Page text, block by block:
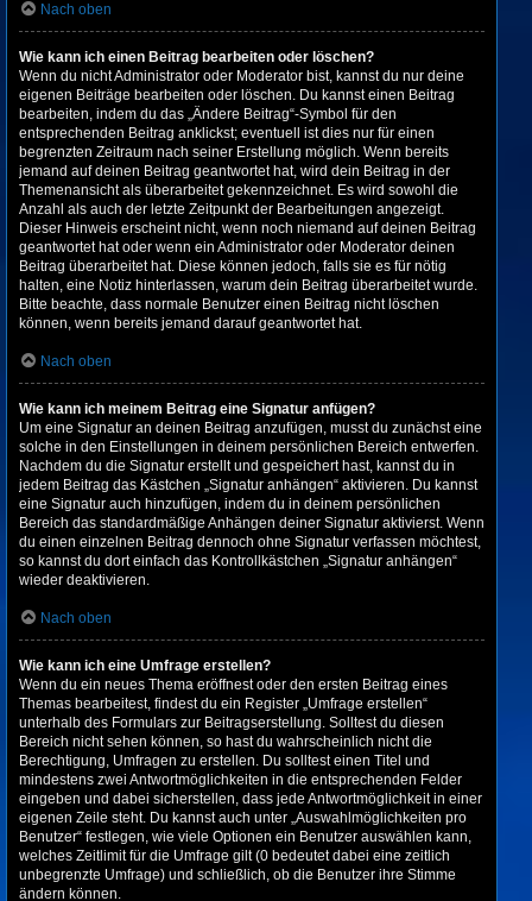
Nach oben
Wie kann ich einen Beitrag bearbeiten oder löschen?
Wenn du nicht Administrator oder Moderator bist, kannst du nur deine
eigenen Beiträge bearbeiten oder löschen. Du kannst einen Beitrag
bearbeiten, indem du das „Ändere Beitrag“-Symbol für den
entsprechenden Beitrag anklickst; eventuell ist dies nur für einen
begrenzten Zeitraum nach seiner Erstellung möglich. Wenn bereits
jemand auf deinen Beitrag geantwortet hat, wird dein Beitrag in der
Themenansicht als überarbeitet gekennzeichnet. Es wird sowohl die
Anzahl als auch der letzte Zeitpunkt der Bearbeitungen angezeigt.
Dieser Hinweis erscheint nicht, wenn noch niemand auf deinen Beitrag
geantwortet hat oder wenn ein Administrator oder Moderator deinen
Beitrag überarbeitet hat. Diese können jedoch, falls sie es für nötig
halten, eine Notiz hinterlassen, warum dein Beitrag überarbeitet wurde.
Bitte beachte, dass normale Benutzer einen Beitrag nicht löschen
können, wenn bereits jemand darauf geantwortet hat.
Nach oben
Wie kann ich meinem Beitrag eine Signatur anfügen?
Um eine Signatur an deinen Beitrag anzufügen, musst du zunächst eine
solche in den Einstellungen in deinem persönlichen Bereich entwerfen.
Nachdem du die Signatur erstellt und gespeichert hast, kannst du in
jedem Beitrag das Kästchen „Signatur anhängen“ aktivieren. Du kannst
eine Signatur auch hinzufügen, indem du in deinem persönlichen
Bereich das standardmäßige Anhängen deiner Signatur aktivierst. Wenn
du einen einzelnen Beitrag dennoch ohne Signatur verfassen möchtest,
so kannst du dort einfach das Kontrollkästchen „Signatur anhängen“
wieder deaktivieren.
Nach oben
Wie kann ich eine Umfrage erstellen?
Wenn du ein neues Thema eröffnest oder den ersten Beitrag eines
Themas bearbeitest, findest du ein Register „Umfrage erstellen“
unterhalb des Formulars zur Beitragserstellung. Solltest du diesen
Bereich nicht sehen können, so hast du wahrscheinlich nicht die
Berechtigung, Umfragen zu erstellen. Du solltest einen Titel und
mindestens zwei Antwortmöglichkeiten in die entsprechenden Felder
eingeben und dabei sicherstellen, dass jede Antwortmöglichkeit in einer
eigenen Zeile steht. Du kannst auch unter „Auswahlmöglichkeiten pro
Benutzer“ festlegen, wie viele Optionen ein Benutzer auswählen kann,
welches Zeitlimit für die Umfrage gilt (0 bedeutet dabei eine zeitlich
unbegrenzte Umfrage) und schließlich, ob die Benutzer ihre Stimme
ändern können.